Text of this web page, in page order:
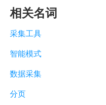
相关名词
采集工具
智能模式
数据采集
分页